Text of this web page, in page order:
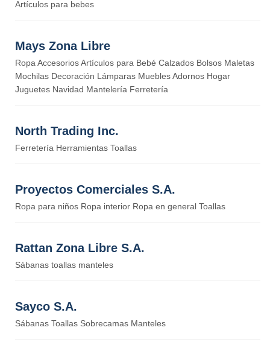
Artículos para bebes
Mays Zona Libre
Ropa Accesorios Artículos para Bebé Calzados Bolsos Maletas
Mochilas Decoración Lámparas Muebles Adornos Hogar
Juguetes Navidad Mantelería Ferretería
North Trading Inc.
Ferretería Herramientas Toallas
Proyectos Comerciales S.A.
Ropa para niños Ropa interior Ropa en general Toallas
Rattan Zona Libre S.A.
Sábanas toallas manteles
Sayco S.A.
Sábanas Toallas Sobrecamas Manteles